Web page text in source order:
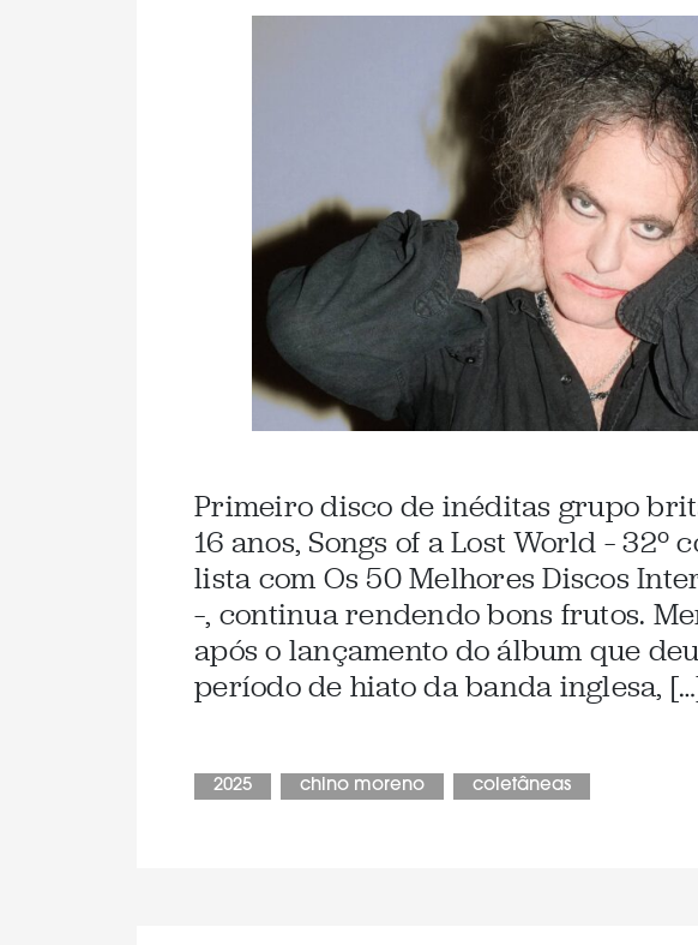
Primeiro disco de inéditas grupo
16 anos, Songs of a Lost World – 32º
lista com Os 50 Melhores Discos
–, continua rendendo bons frutos.
após o lançamento do álbum que
período de hiato da banda inglesa,
2025 chino moreno coletâneas